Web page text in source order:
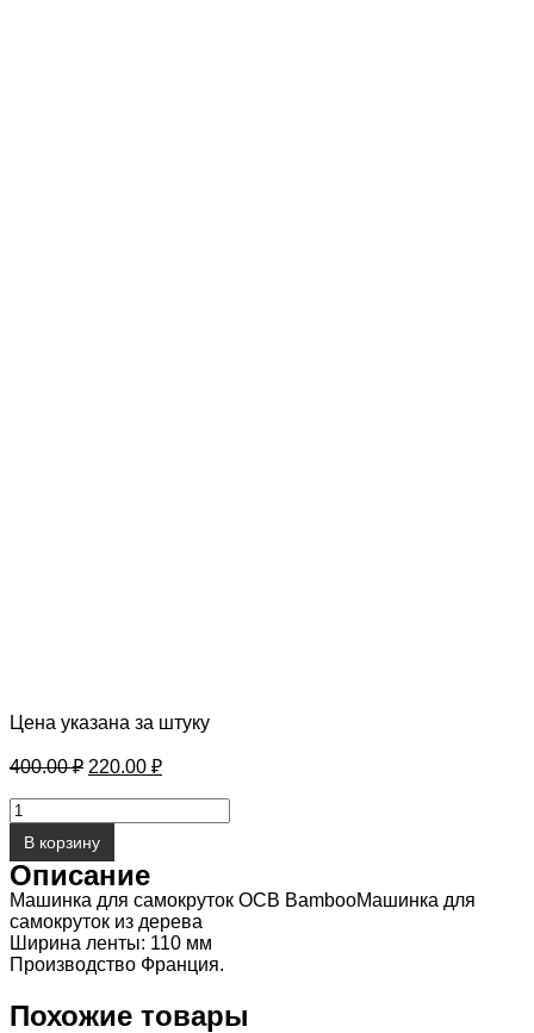
Цена указана за штуку
400.00₽ Первоначальная
составляла
400.00 ₽.
220.00 ₽Текущая
Количество
товара
Машинка
для
самокруток
OCB
Bamboo
В корзину
Описание
Машинка для самокруток OCB BambooМашинка для
самокруток из дерева
Ширина ленты: 110 мм
Производство Франция.
Похожие товары